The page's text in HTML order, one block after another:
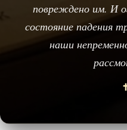
повреждено им. И
состояние падения
наши